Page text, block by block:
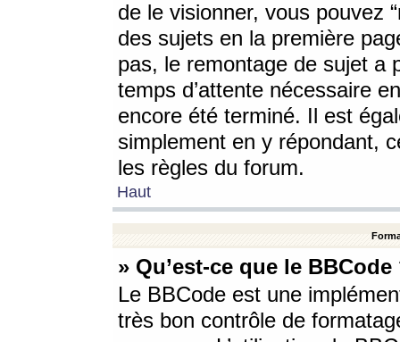
de le visionner, vous pouvez
des sujets en la première
pas, le remontage de sujet a
temps d’attente nécessaire
encore été terminé. Il est
simplement en y répondant,
les règles du forum.
Haut
» Qu’est-ce que le BBCode
Le BBCode est une
très bon contrôle de